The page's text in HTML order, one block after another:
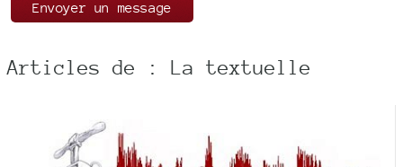
Articles de : La textuelle